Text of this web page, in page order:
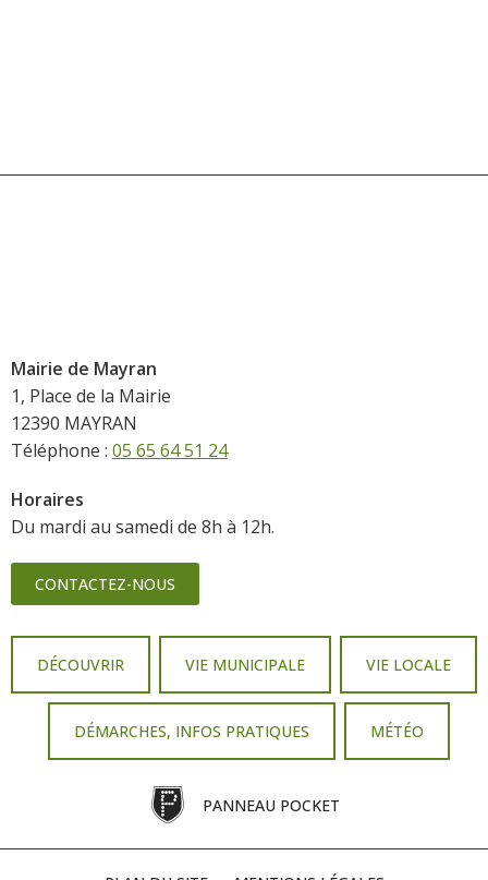
Mairie de Mayran
1, Place de la Mairie
12390 MAYRAN
Téléphone : 05 65 64 51 24
Horaires
Du mardi au samedi de 8h à 12h.
CONTACTEZ-NOUS
DÉCOUVRIR VIE MUNICIPALE VIE LOCALE
DÉMARCHES, INFOS PRATIQUES MÉTÉO
PANNEAU POCKET